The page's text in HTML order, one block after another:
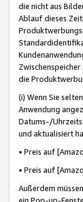
die nicht aus
Ablauf dieses
die
(i) Wenn Sie
Anwendung
Datums-/
und aktualisiert
• Preis auf
• Preis auf
Außerdem
ein Pop-up-